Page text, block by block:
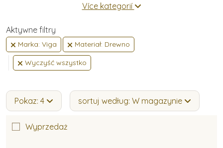
Umiejętności praktyczne
Více kategorií
Aktywne filtry
Marka: Viga Materiał: Drewno
Wyczyść wszystko
Pokaz: 4 sortuj według: W magazynie
Wyprzedaż